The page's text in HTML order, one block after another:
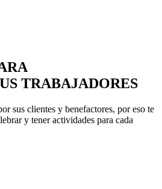
TRABAJADORES
sus clientes y benefactores, por eso te
y tener actividades para cada